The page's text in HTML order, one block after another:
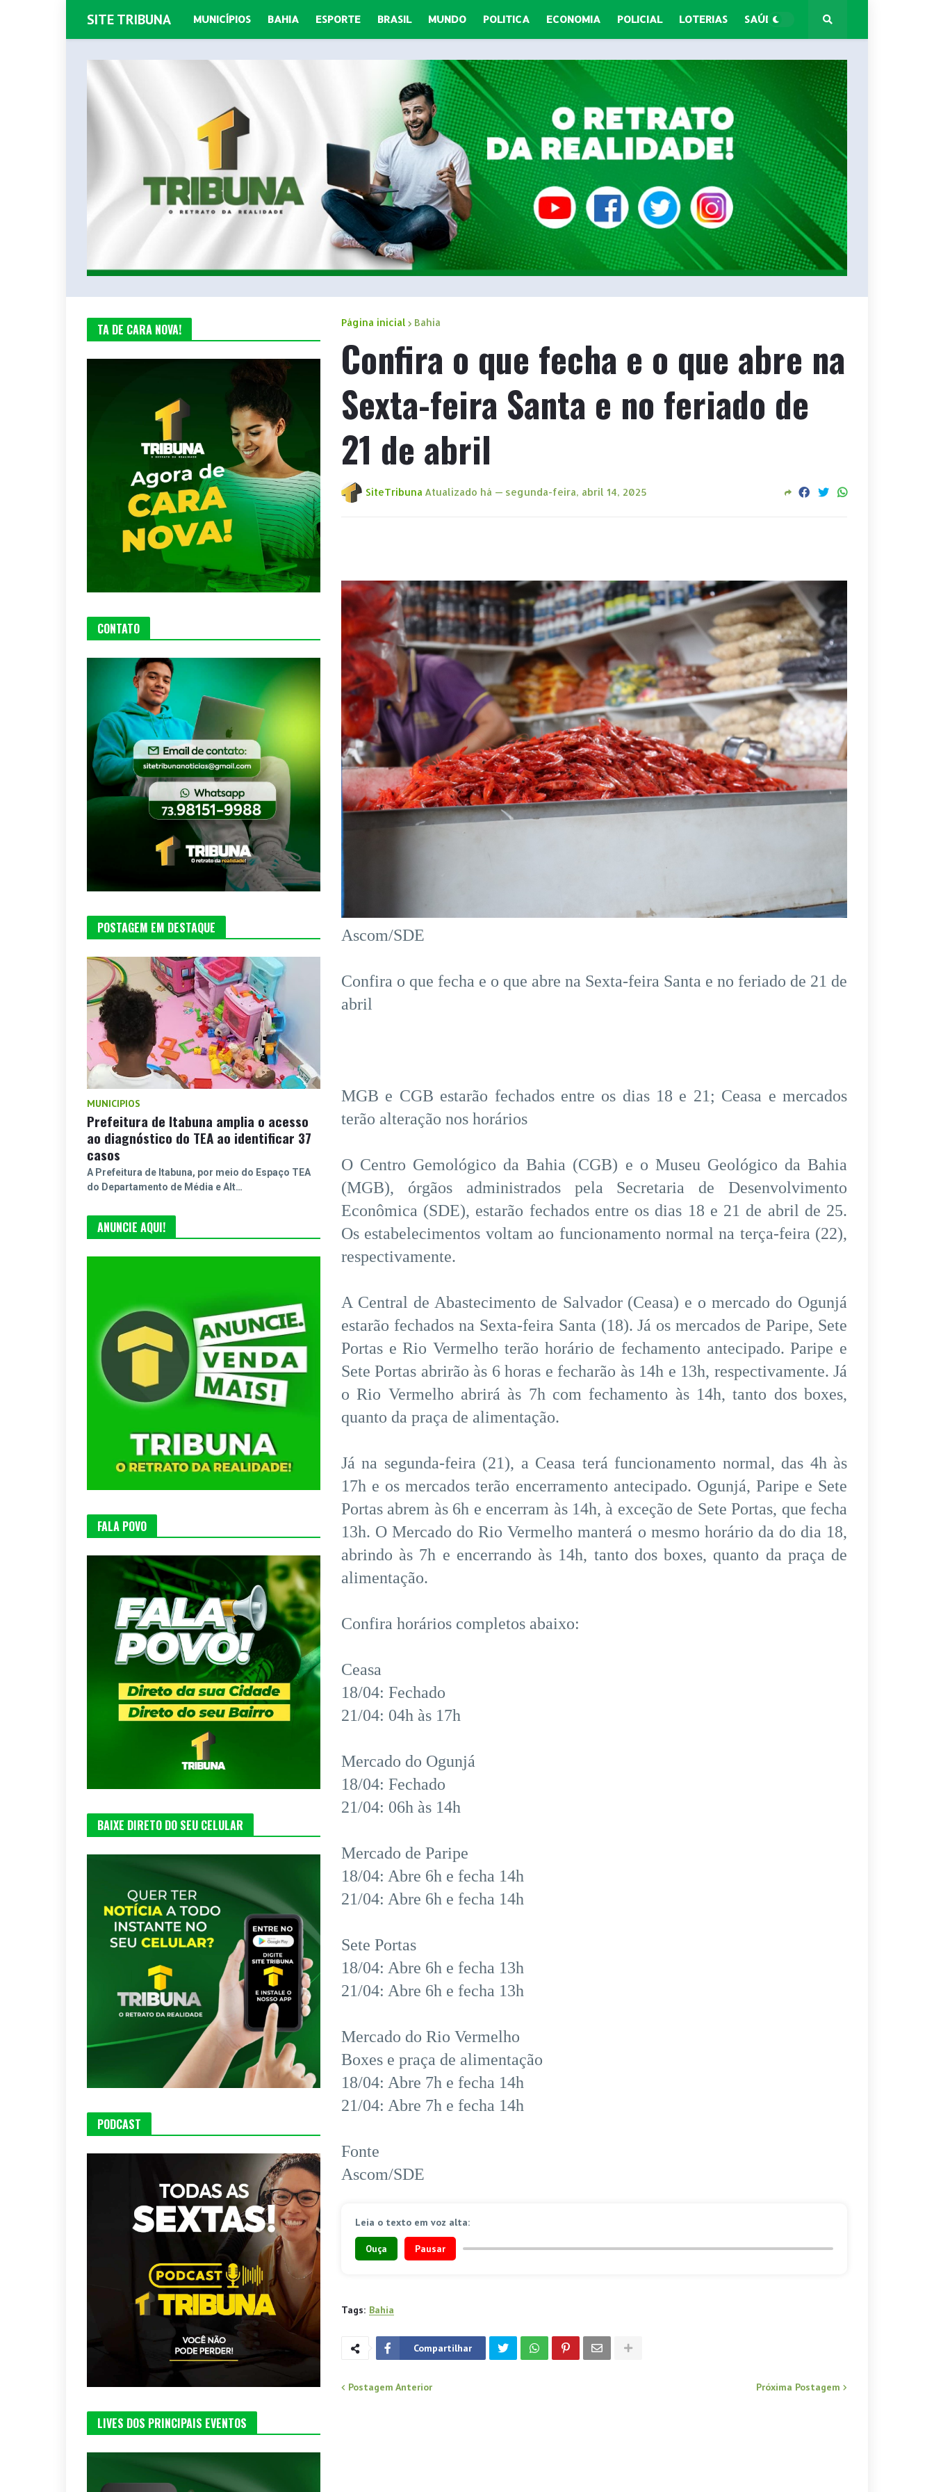
SITE TRIBUNA MUNICÍPIOS BAHIA ESPORTE BRASIL MUNDO POLITICA ECONOMIA POLICIAL LOTERIAS SAÚDE
Página inicial Bahia
Confira o que fecha e o que abre na
Sexta-feira Santa e no feriado de
21 de abril
SiteTribuna Atualizado há — segunda-feira, abril 14, 2025
Ascom/SDE
Confira o que fecha e o que abre na Sexta-feira Santa e no feriado de 21 de
abril
MGB e CGB estarão fechados entre os dias 18 e 21; Ceasa e mercados
terão alteração nos horários
O Centro Gemológico da Bahia (CGB) e o Museu Geológico da Bahia
(MGB), órgãos administrados pela Secretaria de Desenvolvimento
Econômica (SDE), estarão fechados entre os dias 18 e 21 de abril de 25.
Os estabelecimentos voltam ao funcionamento normal na terça-feira (22),
respectivamente.
A Central de Abastecimento de Salvador (Ceasa) e o mercado do Ogunjá
estarão fechados na Sexta-feira Santa (18). Já os mercados de Paripe, Sete
Portas e Rio Vermelho terão horário de fechamento antecipado. Paripe e
Sete Portas abrirão às 6 horas e fecharão às 14h e 13h, respectivamente. Já
o Rio Vermelho abrirá às 7h com fechamento às 14h, tanto dos boxes,
quanto da praça de alimentação.
Já na segunda-feira (21), a Ceasa terá funcionamento normal, das 4h às
17h e os mercados terão encerramento antecipado. Ogunjá, Paripe e Sete
Portas abrem às 6h e encerram às 14h, à exceção de Sete Portas, que fecha
13h. O Mercado do Rio Vermelho manterá o mesmo horário da do dia 18,
abrindo às 7h e encerrando às 14h, tanto dos boxes, quanto da praça de
alimentação.
Confira horários completos abaixo:
Ceasa
18/04: Fechado
21/04: 04h às 17h
Mercado do Ogunjá
18/04: Fechado
21/04: 06h às 14h
Mercado de Paripe
18/04: Abre 6h e fecha 14h
21/04: Abre 6h e fecha 14h
Sete Portas
18/04: Abre 6h e fecha 13h
21/04: Abre 6h e fecha 13h
Mercado do Rio Vermelho
Boxes e praça de alimentação
18/04: Abre 7h e fecha 14h
21/04: Abre 7h e fecha 14h
Fonte
Ascom/SDE
Leia o texto em voz alta:
Ouça Pausar
Tags: Bahia
Compartilhar
Postagem Anterior Próxima Postagem
TA DE CARA NOVA!
CONTATO
POSTAGEM EM DESTAQUE
MUNICIPIOS
Prefeitura de Itabuna amplia o acesso
ao diagnóstico do TEA ao identificar 37
casos
A Prefeitura de Itabuna, por meio do Espaço TEA
do Departamento de Média e Alt…
ANUNCIE AQUI!
FALA POVO
BAIXE DIRETO DO SEU CELULAR
PODCAST
LIVES DOS PRINCIPAIS EVENTOS